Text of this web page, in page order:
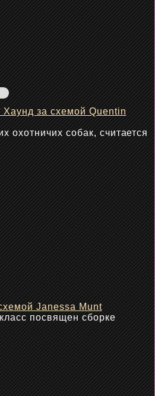
Хаунд за схемой Quentin
охотничих собак, считается
Janessa Munt
посвящен сборке